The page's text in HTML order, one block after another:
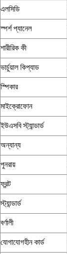
এলসিডি
স্পর্শ প্যানেল
শারীরিক কী
ভার্চুয়াল কিপ্যাড
স্পিকার
মাইক্রোফোন
ইউএসবি স্ট্যান্ডার্ড
অন্যান্য
পুনরায়
ফ্রন্ট
স্ট্যান্ডার্ড
বর্ণালী
যোগাযোগহীন কার্ড